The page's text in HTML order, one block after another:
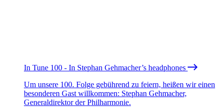
In Tune 100 - In Stephan Gehmacher’s headphones
Um unsere 100. Folge gebührend zu feiern, heißen wir einen
besonderen Gast willkommen: Stephan Gehmacher,
Generaldirektor der Philharmonie.